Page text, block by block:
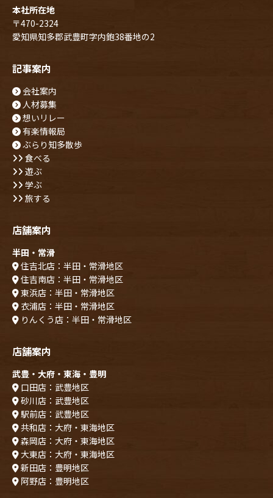
本社所在地
〒470-2324
愛知県知多郡武豊町字内鉋38番地の2
記事案内
会社案内
人材募集
想いリレー
有楽情報局
ぶらり知多散歩
食べる
遊ぶ
学ぶ
旅する
店舗案内
半田・常滑
住吉北店：半田・常滑地区
住吉南店：半田・常滑地区
東浜店：半田・常滑地区
衣浦店：半田・常滑地区
りんくう店：半田・常滑地区
店舗案内
武豊・大府・東海・豊明
口田店：武豊地区
砂川店：武豊地区
駅前店：武豊地区
共和店：大府・東海地区
森岡店：大府・東海地区
大東店：大府・東海地区
新田店：豊明地区
阿野店：豊明地区